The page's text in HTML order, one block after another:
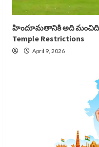
హిందూమతానికి అది మంచిది
Temple Restrictions
April 9, 2026